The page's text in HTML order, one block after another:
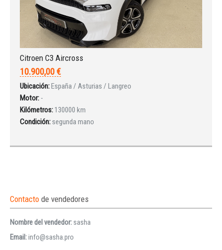
Citroen C3 Aircross
10.900,00 €
Ubicación:España / Asturias / Langreo
Motor: -
Kilómetros: 130000 km
Condición: segunda mano
Contacto de vendedores
Nombre del vendedor: sasha
Email:info@sasha.pro